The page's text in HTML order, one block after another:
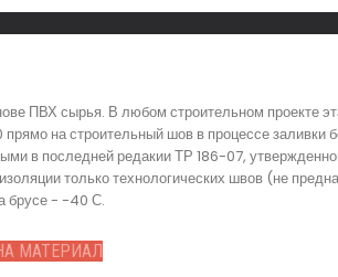
ПВХ сырья. В любом строительном проекте
на строительный шов в процессе заливки
в последней редакии ТР 186-07,
только технологических швов (не
брусе - -40 С.
МАТЕРИАЛ